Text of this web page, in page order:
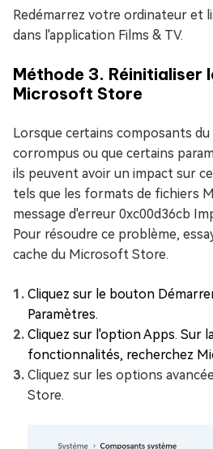
Redémarrez votre ordinateur et
dans l'application Films & TV.
Méthode 3. Réinitialiser
Microsoft Store
Lorsque certains composants
corrompus ou que certains
ils peuvent avoir un impact sur
tels que les formats de fichiers
message d'erreur 0xc00d36cb
Pour résoudre ce problème,
cache du Microsoft Store.
Cliquez sur le bouton
Paramètres.
Cliquez sur l'option Apps. Sur
fonctionnalités, recherchez
Cliquez sur les options
Store.